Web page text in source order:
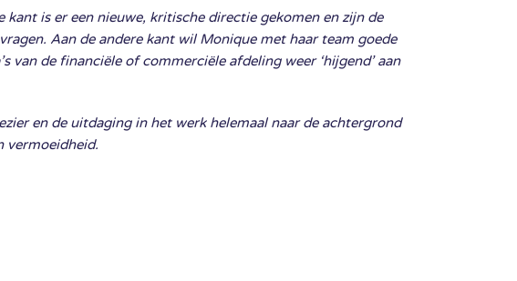
kant is er een nieuwe, kritische directie gekomen en zijn de
Aan de andere kant wil Monique met haar team goede
van de financiële of commerciële afdeling weer ‘hijgend’ aan
en de uitdaging in het werk helemaal naar de achtergrond
vermoeidheid.